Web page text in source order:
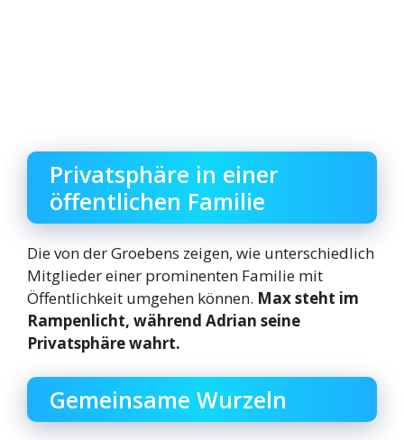
Privatsphäre in einer
öffentlichen Familie
Die von der Groebens zeigen, wie unterschiedlich
Mitglieder einer prominenten Familie mit
Öffentlichkeit umgehen können. Max steht im
Rampenlicht, während Adrian seine
Privatsphäre wahrt.
Gemeinsame Wurzeln